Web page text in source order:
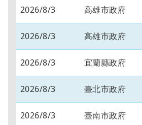
2026/8/3 高雄市政府
2026/8/3 高雄市政府
2026/8/3 宜蘭縣政府
2026/8/3 臺北市政府
2026/8/3 臺南市政府